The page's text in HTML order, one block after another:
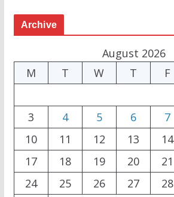
Archive
August 2026
M
T W T F
3
4 5 6 7
10
11 12 13 14
17
18 19 20 21
24
25 26 27 28